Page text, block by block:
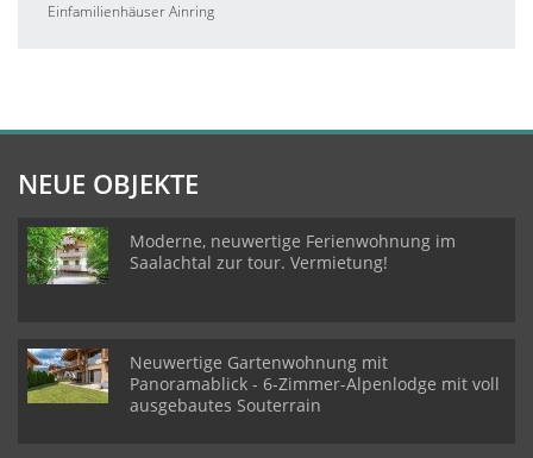
Einfamilienhäuser Ainring
NEUE OBJEKTE
Moderne, neuwertige Ferienwohnung im
Saalachtal zur tour. Vermietung!
Neuwertige Gartenwohnung mit
Panoramablick - 6-Zimmer-Alpenlodge mit voll
ausgebautes Souterrain